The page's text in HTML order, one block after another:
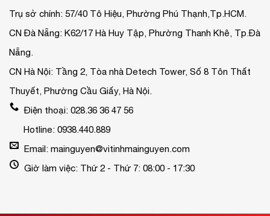
Trụ sở chính: 57/40 Tô Hiệu, Phường Phú Thạnh,Tp.HCM.
CN Đà Nẵng: K62/17 Hà Huy Tập, Phường Thanh Khê, Tp.Đà
Nẵng.
CN Hà Nội: Tầng 2, Tòa nhà Detech Tower, Số 8 Tôn Thất
Thuyết, Phường Cầu Giấy, Hà Nội.
Điện thoại: 028.36 36 47 56
Hotline: 0938.440.889
Email: mainguyen@vitinhmainguyen.com
Giờ làm việc: Thứ 2 - Thứ 7: 08:00 - 17:30